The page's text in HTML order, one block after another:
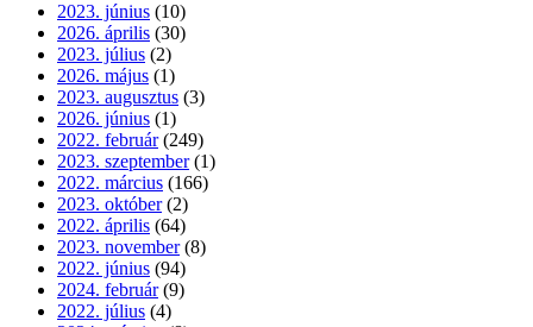
2023. június (10)
2026. április (30)
2023. július (2)
2026. május (1)
2023. augusztus (3)
2026. június (1)
2022. február (249)
2023. szeptember (1)
2022. március (166)
2023. október (2)
2022. április (64)
2023. november (8)
2022. június (94)
2024. február (9)
2022. július (4)